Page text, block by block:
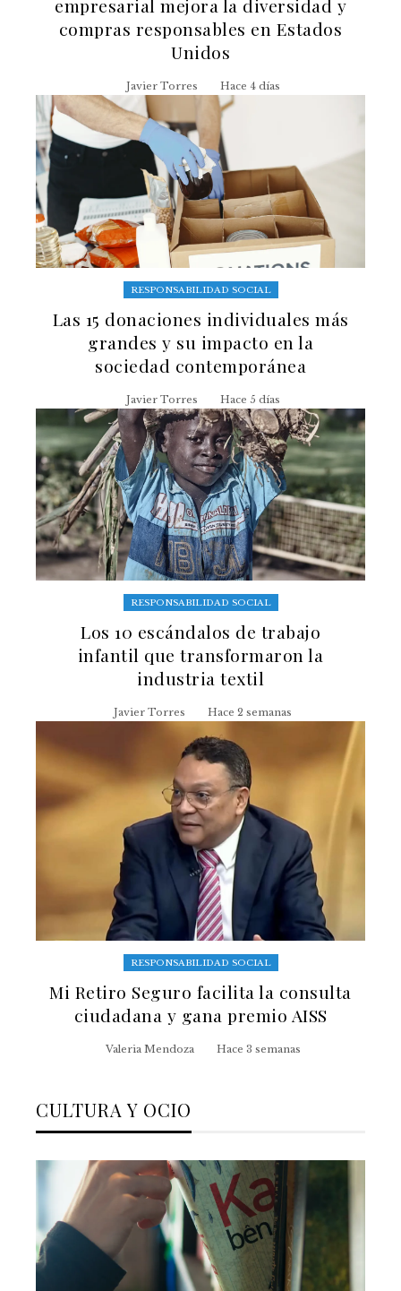
empresarial mejora la diversidad y
compras responsables en Estados
Unidos
Javier Torres Hace 4 días
RESPONSABILIDAD SOCIAL
Las 15 donaciones individuales más
grandes y su impacto en la
sociedad contemporánea
Javier Torres Hace 5 días
RESPONSABILIDAD SOCIAL
Los 10 escándalos de trabajo
infantil que transformaron la
industria textil
Javier Torres Hace 2 semanas
RESPONSABILIDAD SOCIAL
Mi Retiro Seguro facilita la consulta
ciudadana y gana premio AISS
Valeria Mendoza Hace 3 semanas
CULTURA Y OCIO